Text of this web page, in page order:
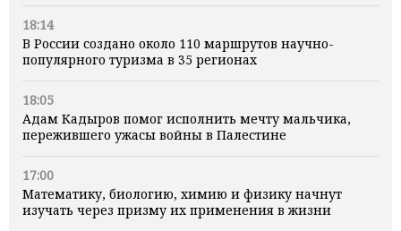
18:14
В России создано около 110 маршрутов научно-
популярного туризма в 35 регионах
18:05
Адам Кадыров помог исполнить мечту мальчика,
пережившего ужасы войны в Палестине
17:00
Математику, биологию, химию и физику начнут
изучать через призму их применения в жизни